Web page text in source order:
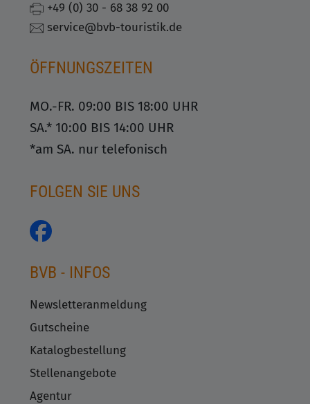
+49 (0) 30 - 68 38 92 00
service@bvb-touristik.de
ÖFFNUNGSZEITEN
MO.-FR. 09:00 BIS 18:00 UHR
SA.* 10:00 BIS 14:00 UHR
*am SA. nur telefonisch
FOLGEN SIE UNS
BVB - INFOS
Newsletteranmeldung
Gutscheine
Katalogbestellung
Stellenangebote
Agentur